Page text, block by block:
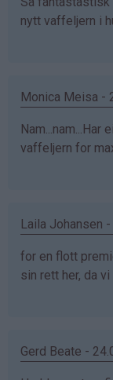
nytt vaffeljern i
Monica Meisa -
vaffeljern for
Laila Johansen
for en flott
sin rett her, da
Gerd Beate -